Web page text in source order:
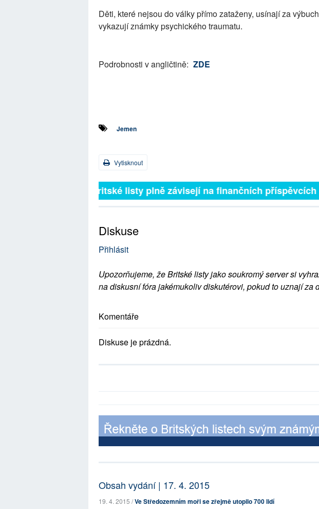
Děti, které nejsou do války přímo zataženy, usínají za
vykazují známky psychického traumatu.
Podrobnosti v angličtině: ZDE
Jemen
Vytisknout
Britské listy plně závisejí na finančních
Diskuse
Přihlásit
Upozorňujeme, že Britské listy jako soukromý server si
na diskusní fóra jakémukoliv diskutérovi, pokud to uznají za
Komentáře
Diskuse je prázdná.
Obsah vydání | 17. 4. 2015
19. 4. 2015 /Ve Středozemním moři se zřejmě utopilo 700 lidí